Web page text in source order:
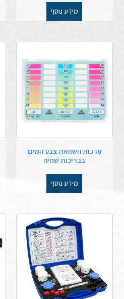
מידע נוסף
ערכות השוואת צבע המים
בבריכות שחיה
מידע נוסף